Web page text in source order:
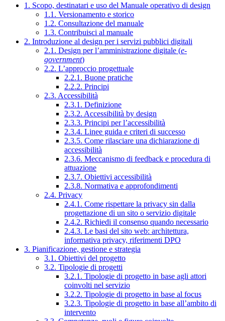
1. Scopo, destinatari e uso del Manuale operativo di design
1.1. Versionamento e storico
1.2. Consultazione del manuale
1.3. Contribuisci al manuale
2. Introduzione al design per i servizi pubblici digitali
2.1. Design per l’amministrazione digitale (e-
government)
2.2. L’approccio progettuale
2.2.1. Buone pratiche
2.2.2. Principi
2.3. Accessibilità
2.3.1. Definizione
2.3.2. Accessibilità by design
2.3.3. Principi per l’accessibilità
2.3.4. Linee guida e criteri di successo
2.3.5. Come rilasciare una dichiarazione di
accessibilità
2.3.6. Meccanismo di feedback e procedura di
attuazione
2.3.7. Obiettivi accessibilità
2.3.8. Normativa e approfondimenti
2.4. Privacy
2.4.1. Come rispettare la privacy sin dalla
progettazione di un sito o servizio digitale
2.4.2. Richiedi il consenso quando necessario
2.4.3. Le basi del sito web: architettura,
informativa privacy, riferimenti DPO
3. Pianificazione, gestione e strategia
3.1. Obiettivi del progetto
3.2. Tipologie di progetti
3.2.1. Tipologie di progetto in base agli attori
coinvolti nel servizio
3.2.2. Tipologie di progetto in base al focus
3.2.3. Tipologie di progetto in base all’ambito di
intervento